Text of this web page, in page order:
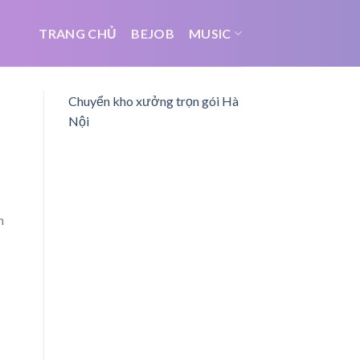
TRANG CHỦ BEJOB MUSIC
Chuyển kho xưởng trọn gói Hà
Nội